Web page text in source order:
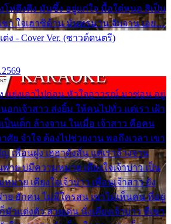
โห่ตึงตึง มันซึ้ง อยู่แก่ใจ มื้อใด๋หนอ สิเป็น
ขา ใจเฮาซิด้าน มันทรมาน จับจาน เอย…
ง - Cover Ver. (ซาวด์ดนตรี)
แย่งเอาไปก่อน หัวใจอาวรณ์ มาซ่อน อยู่
อกเจ้าสาว ส่งยิ้ม ให้คนไปทั่ว แต่เรา เฝ้า
ป็นเด็ก ล้างจาน ในเมื่อ เจ้าสาว คือคน
ศัย จำใจ ต้องไปช่วยงาน พอถึงเวลา เขา
เพื่อนฝูง เฮฮาดังลั่น แต่เราล้างจาน
พ่าย บ่มีความหมาย เคียงใจเจ้าบ่าว เป็น
มาย เคียงใจเจ้าบ่าว เพื่อนเจ้าสาว ยัง
ย ฮักคน ไม่มีใครสน เขาไม่เห็นคน ที่อยู่
มัวแต่งตัว สวยเด่น นั่งเคียงเจ้าบ่าว ที่เขา